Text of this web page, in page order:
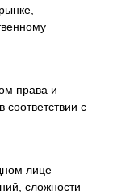
права и
с
лице
сложности